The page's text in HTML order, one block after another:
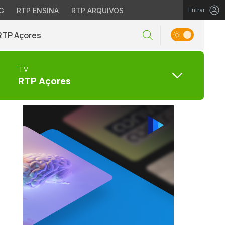
RTP ENSINA RTP ARQUIVOS Entrar
Açores
TV
RTP Açores